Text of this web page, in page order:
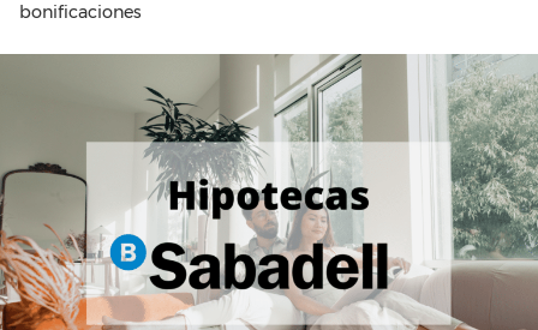
bonificaciones